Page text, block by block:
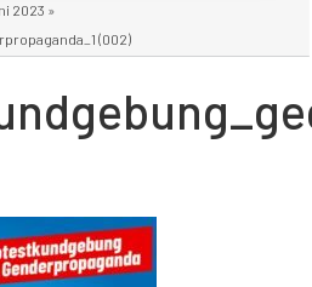
2023 »
(002)